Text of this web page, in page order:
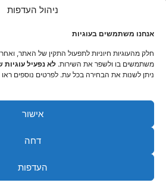
ניהול העדפות
אנחנו משתמשים בעוגיות
חלק מהעוגיות חיוניות לתפעול התקין של האתר,
משתמשים בו ולשפר את השירות. לא נפעיל עוגיות
ניתן לשנות את הבחירה בכל עת. לפרטים נוספים
אישור
דחה
העדפות